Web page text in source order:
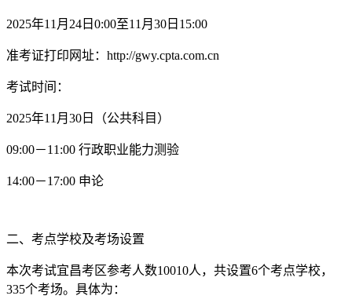
2025年11月24日0:00至11月30日15:00
准考证打印网址：http://gwy.cpta.com.cn
考试时间：
2025年11月30日（公共科目）
09:00－11:00 行政职业能力测验
14:00－17:00 申论
二、考点学校及考场设置
本次考试宜昌考区参考人数10010人，共设置6个考点学校，
335个考场。具体为：